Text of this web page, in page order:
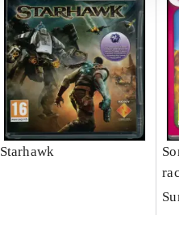
Starhawk